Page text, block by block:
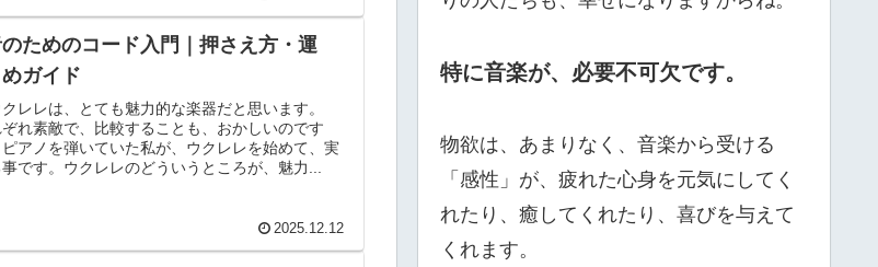
ためのコード入門｜押さえ方・運
ガイド
レレは、とても魅力的な楽器だと思います。
れ素敵で、比較することも、おかしいのです
アノを弾いていた私が、ウクレレを始めて、実
です。ウクレレのどういうところが、魅力...
2025.12.12
特に音楽が、必要不可欠です。
物欲は、あまりなく、音楽から受ける
「感性」が、疲れた心身を元気にしてく
れたり、癒してくれたり、喜びを与えて
くれます。